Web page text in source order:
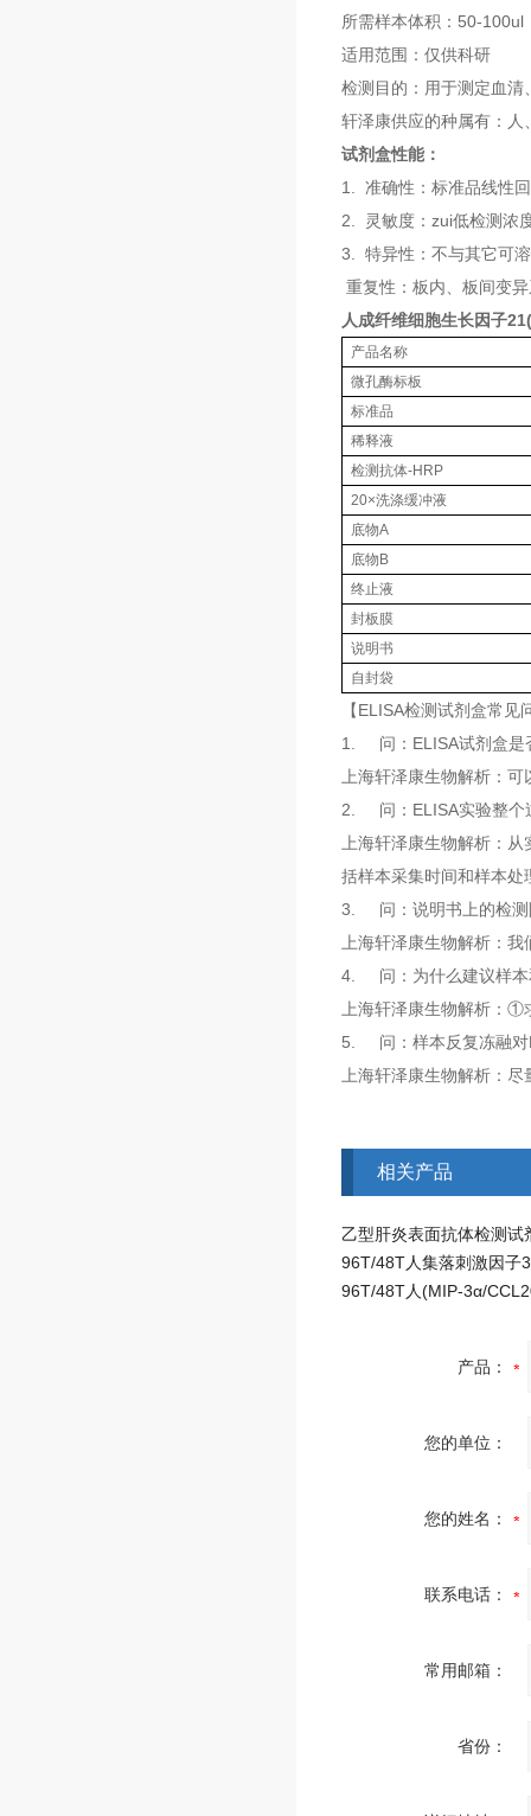
所需样本体积：50-100ul
适用范围：仅供科研
检测目的：用于测定血
轩泽康供应的种属有：人
试剂盒性能：
1. 准确性：标准品线性
2. 灵敏度：zui低检测浓
3. 特异性：不与其它可
重复性：板内、板间变
人成纤维细胞生长因子
产品名称
微孔酶标板
标准品
稀释液
检测抗体-HRP
20×洗涤缓冲液
底物A
底物B
终止液
封板膜
说明书
自封袋
【ELISA检测试剂盒常见
1. 问：ELISA试剂盒是
上海轩泽康生物解析：
2. 问：ELISA实验整个
上海轩泽康生物解析：
括样本采集时间和样本处
3. 问：说明书上的检测
上海轩泽康生物解析：
4. 问：为什么建议样本
上海轩泽康生物解析：
5. 问：样本反复冻融对
上海轩泽康生物解析：
相关产品
产品：
您的单位：
您的姓名：
联系电话：
常用邮箱：
省份：